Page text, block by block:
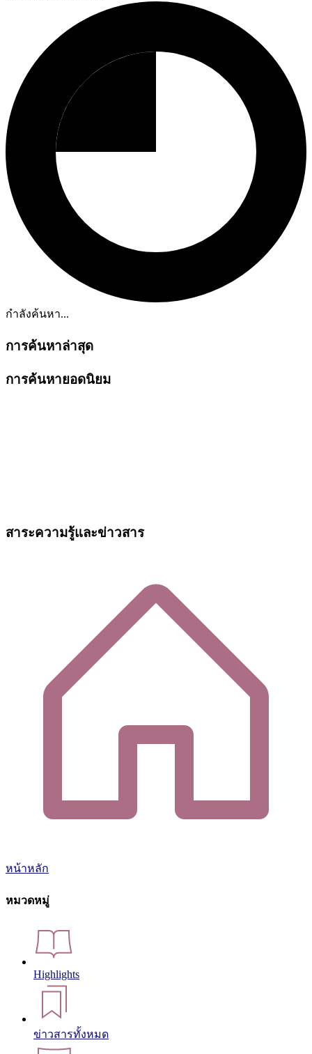
กำลังค้นหา...
การค้นหาล่าสุด
การค้นหายอดนิยม
สาระความรู้และข่าวสาร
หน้าหลัก
หมวดหมู่
Highlights
ข่าวสารทั้งหมด